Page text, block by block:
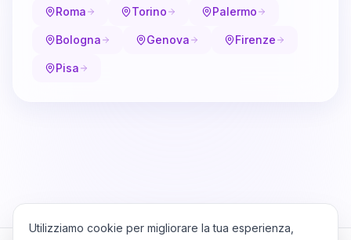
Roma Torino Palermo
Bologna Genova Firenze
Pisa
Utilizziamo cookie per migliorare la tua esperienza,